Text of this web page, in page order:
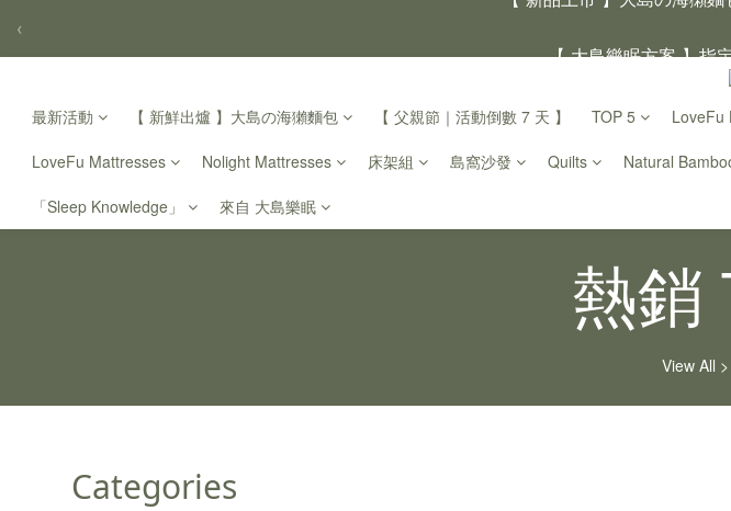
【新家入厝禮】
‹
最新活動 【 新鮮出爐 】大島の海獺麵包 【 父親節｜活動倒數 7 天 】 TOP 5 LoveFu
LoveFu Mattresses Nolight Mattresses 床架組 島窩沙發 Quilts Natural
「Sleep Knowledge」 來自 大島樂眠
熱銷
View All
Categories